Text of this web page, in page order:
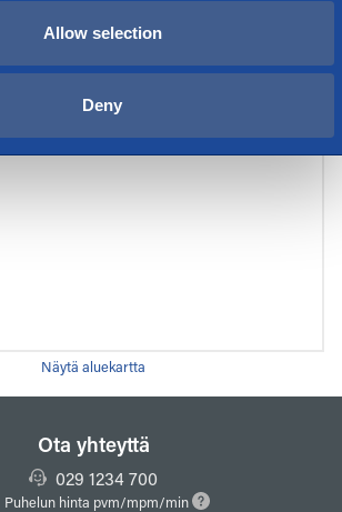
Allow selection
Deny
Näytä aluekartta
Ota yhteyttä
029 1234 700
Puhelun hinta pvm/mpm/min